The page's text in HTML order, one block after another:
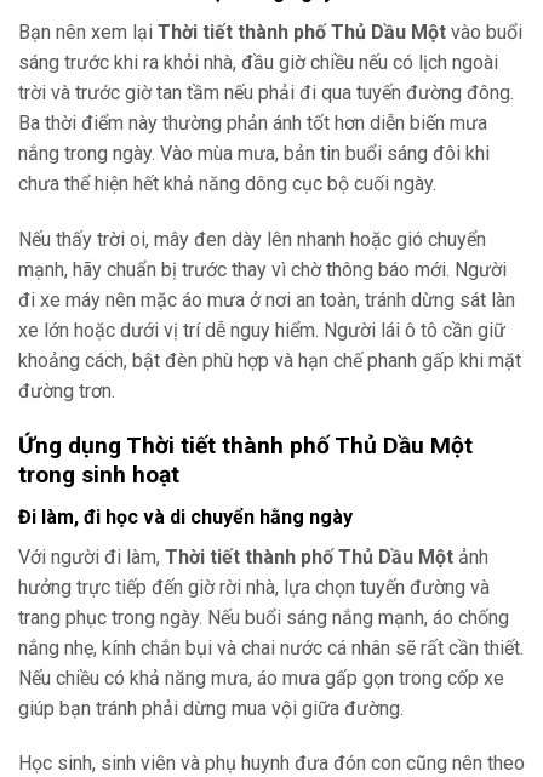
Bạn nên xem lại Thời tiết thành phố Thủ Dầu Một vào buổi
sáng trước khi ra khỏi nhà, đầu giờ chiều nếu có lịch ngoài
trời và trước giờ tan tầm nếu phải đi qua tuyến đường đông.
Ba thời điểm này thường phản ánh tốt hơn diễn biến mưa
nắng trong ngày. Vào mùa mưa, bản tin buổi sáng đôi khi
chưa thể hiện hết khả năng dông cục bộ cuối ngày.
Nếu thấy trời oi, mây đen dày lên nhanh hoặc gió chuyển
mạnh, hãy chuẩn bị trước thay vì chờ thông báo mới. Người
đi xe máy nên mặc áo mưa ở nơi an toàn, tránh dừng sát làn
xe lớn hoặc dưới vị trí dễ nguy hiểm. Người lái ô tô cần giữ
khoảng cách, bật đèn phù hợp và hạn chế phanh gấp khi mặt
đường trơn.
Ứng dụng Thời tiết thành phố Thủ Dầu Một
trong sinh hoạt
Đi làm, đi học và di chuyển hằng ngày
Với người đi làm, Thời tiết thành phố Thủ Dầu Một ảnh
hưởng trực tiếp đến giờ rời nhà, lựa chọn tuyến đường và
trang phục trong ngày. Nếu buổi sáng nắng mạnh, áo chống
nắng nhẹ, kính chắn bụi và chai nước cá nhân sẽ rất cần thiết.
Nếu chiều có khả năng mưa, áo mưa gấp gọn trong cốp xe
giúp bạn tránh phải dừng mua vội giữa đường.
Học sinh, sinh viên và phụ huynh đưa đón con cũng nên theo